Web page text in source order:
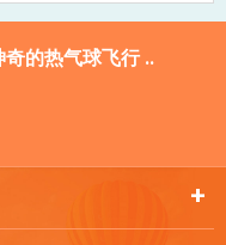
的热气球飞行 ..